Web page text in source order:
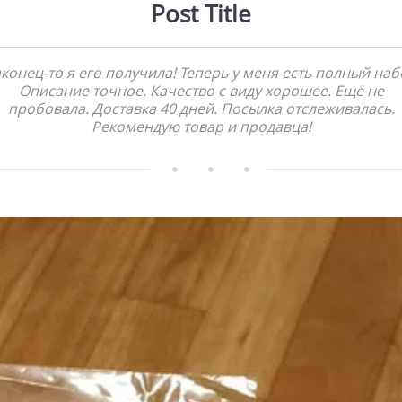
Post Title
то я его получила! Теперь у меня есть полный
Описание точное. Качество с виду хорошее. Ещё не
пробовала. Доставка 40 дней. Посылка отслеживалась.
Рекомендую товар и продавца!